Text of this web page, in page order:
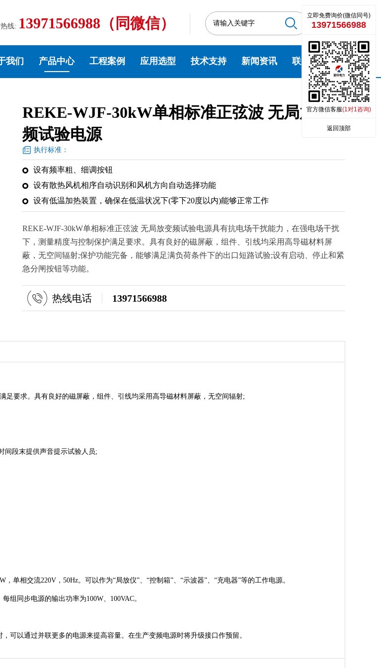
线: 13971566988（同微信）
我们 产品中心 工程案例 应用选型 技术支持 新闻资讯 联系我们
REKE-WJF-30kW单相标准正弦波 无局放变
频试验电源
执行标准：
设有频率粗、细调按钮
设有散热风机相序自动识别和风机方向自动选择功能
设有低温加热装置，确保在低温状况下(零下20度以内)能够正常工作
REKE-WJF-30kW单相标准正弦波 无局放变频试验电源具有抗电场干扰能力，在强电场干扰
下，测量精度与控制保护满足要求。具有良好的磁屏蔽，组件、引线均采用高导磁材料屏
蔽，无空间辐射;保护功能完备，能够满足满负荷条件下的出口短路试验;设有启动、停止和紧
急分闸按钮等功能。
热线电话 13971566988
要求。具有良好的磁屏蔽，组件、引线均采用高导磁材料屏蔽，无空间辐射;
段末提供声音提示试验人员;
相交流220V，50Hz。可以作为“局放仪”、“控制箱”、“示波器”、“充电器”等的工作电源。
同步电源的输出功率为100W、100VAC。
以通过并联更多的电源来提高容量。在生产变频电源时将升级接口作预留。
立即免费询价(微信同号)
13971566988
官方微信客服(1对1咨询)
返回顶部